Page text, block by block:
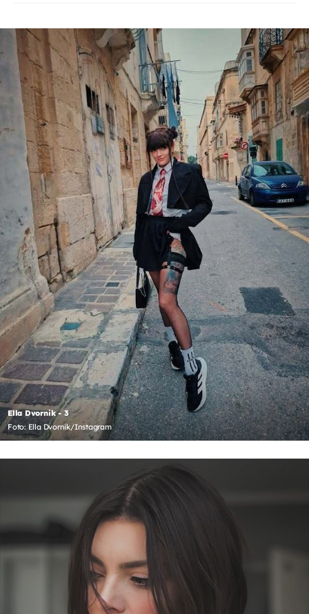
Ella Dvornik - 3
Foto: Ella Dvornik/Instagram